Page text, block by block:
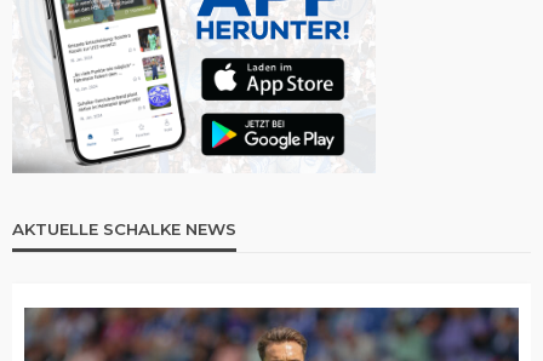
AKTUELLE SCHALKE NEWS